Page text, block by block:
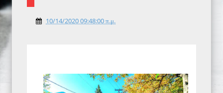
10/14/2020 09:48:00 π.μ.